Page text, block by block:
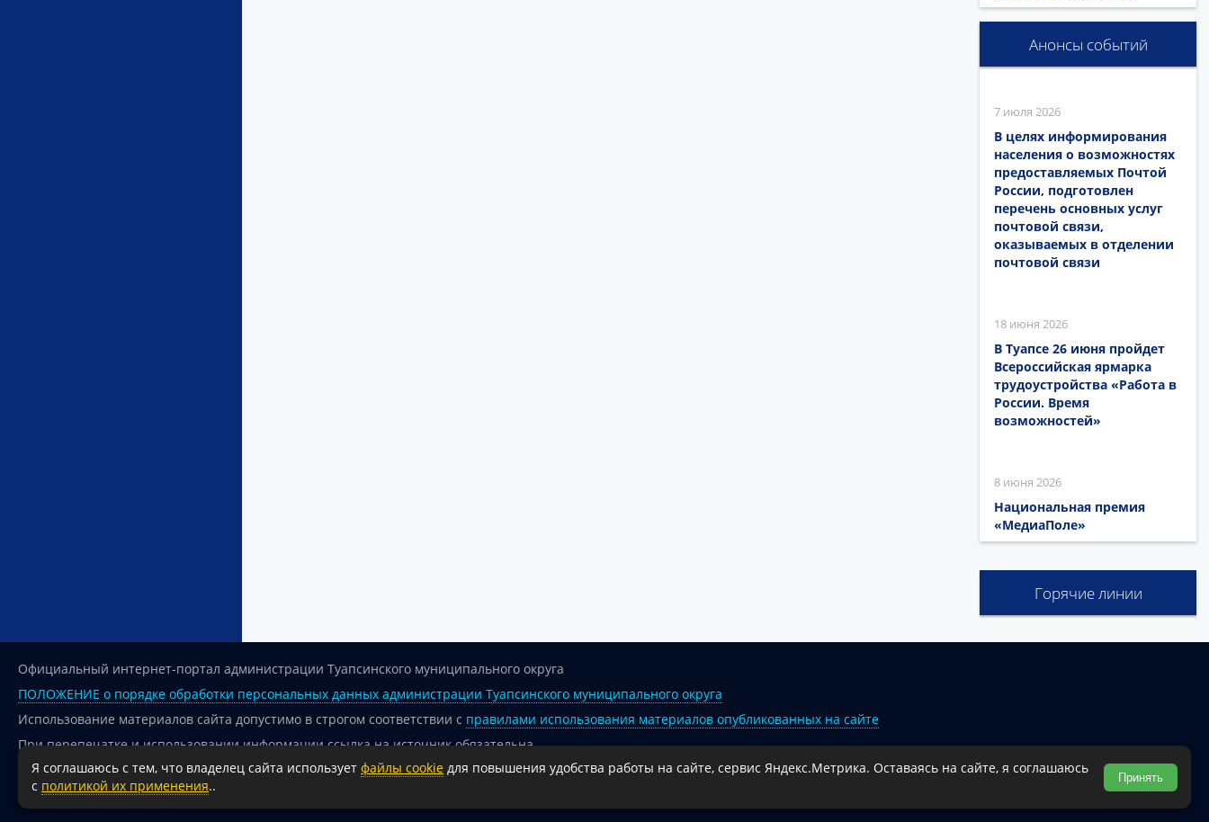
Анонсы событий
7 июля 2026
В целях информирования
населения о возможностях
предоставляемых Почтой
России, подготовлен
перечень основных услуг
почтовой связи,
оказываемых в отделении
почтовой связи
18 июня 2026
В Туапсе 26 июня пройдет
Всероссийская ярмарка
трудоустройства «Работа в
России. Время
возможностей»
8 июня 2026
Национальная премия
«МедиаПоле»
Горячие линии
Официальный интернет-портал администрации Туапсинского муниципального округа
ПОЛОЖЕНИЕ о порядке обработки персональных данных администрации Туапсинского муниципального округа
Использование материалов сайта допустимо в строгом соответствии с правилами использования материалов опубликованных на сайте
При перепечатке и использовании информации ссылка на источник обязательна.
Для сайтов и страниц сети Интернет обязательна активная гиперссылка на официальный интернет-портал администрации Туапсинского муниципального округа.
18+
Я соглашаюсь с тем, что владелец сайта использует файлы cookie для повышения удобства работы на сайте, сервис Яндекс.Метрика. Оставаясь на сайте, я соглашаюсь
с политикой их применения.. Принять